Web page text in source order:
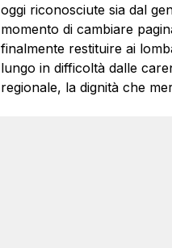
oggi riconosciute sia dal
momento di cambiare
finalmente restituire ai
lungo in difficoltà dalle
regionale, la dignità che